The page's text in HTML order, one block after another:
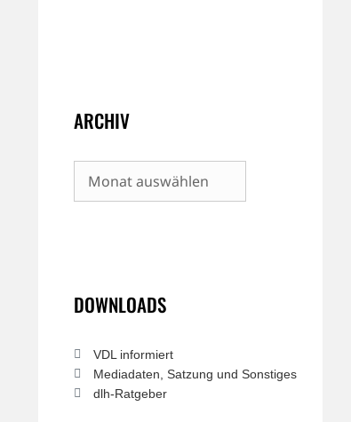
ARCHIV
Archiv
DOWNLOADS
VDL informiert
Mediadaten, Satzung und Sonstiges
dlh-Ratgeber